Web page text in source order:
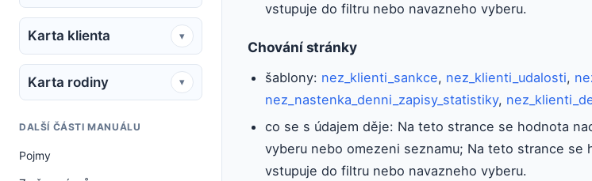
Karta klienta ▾
Karta rodiny ▾
DALŠÍ ČÁSTI MANUÁLU
Pojmy
vstupuje do filtru nebo navazneho vyberu.
Chování stránky
šablony: nez_klienti_sankce, nez_klienti_udalosti,
nez_nastenka_denni_zapisy_statistiky,
co se s údajem děje: Na teto strance se hodnota
vyberu nebo omezeni seznamu; Na teto strance se
vstupuje do filtru nebo navazneho vyberu.